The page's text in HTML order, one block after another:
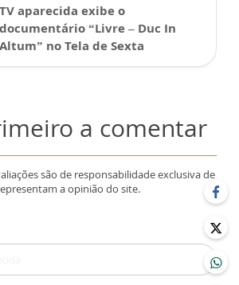
TV aparecida exibe o
documentário “Livre – Duc In
Altum” no Tela de Sexta
a comentar
são de responsabilidade exclusiva de
a opinião do site.